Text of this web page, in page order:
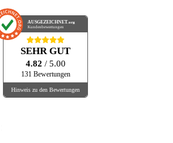
AUSGEZEICHNET.org
Kundenbewertungen
SEHR GUT
4.82 / 5.00
131 Bewertungen
Hinweis zu den Bewertungen